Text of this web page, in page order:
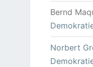
Bernd
Norbert